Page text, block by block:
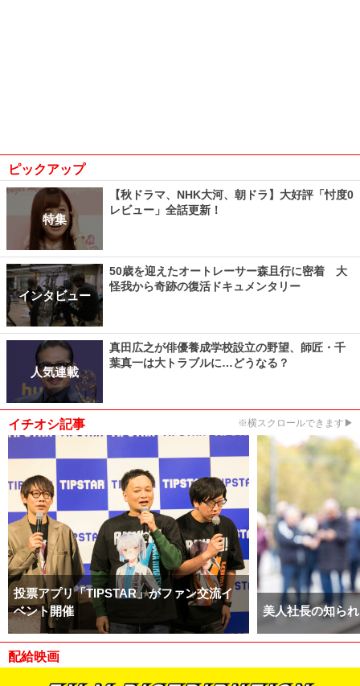
ピックアップ
特集
【秋ドラマ、NHK大河、朝ドラ】大好評「忖度0
レビュー」全話更新！
インタビュー
50歳を迎えたオートレーサー森且行に密着 大
怪我から奇跡の復活ドキュメンタリー
人気連載
真田広之が俳優養成学校設立の野望、師匠・千
葉真一は大トラブルに…どうなる？
イチオシ記事 ※横スクロールできます▶
投票アプリ「TIPSTAR」がファン交流イ
ベント開催
美人社長の知ら
配給映画